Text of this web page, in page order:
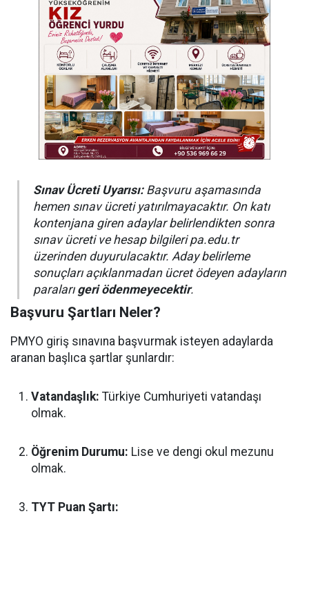
Sınav Ücreti Uyarısı:Başvuru aşamasında
hemen sınav ücreti yatırılmayacaktır. On katı
kontenjana giren adaylar belirlendikten sonra
sınav ücreti ve hesap bilgileri pa.edu.tr
üzerinden duyurulacaktır. Aday belirleme
sonuçları açıklanmadan ücret ödeyen adayların
paraları geri ödenmeyecektir.
Başvuru Şartları Neler?
PMYO giriş sınavına başvurmak isteyen adaylarda
aranan başlıca şartlar şunlardır:
Vatandaşlık: Türkiye Cumhuriyeti vatandaşı
olmak.
Öğrenim Durumu: Lise ve dengi okul mezunu
olmak.
TYT Puan Şartı: